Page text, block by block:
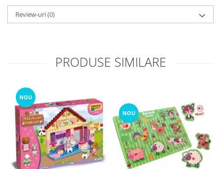
Review-uri(0)
PRODUSE SIMILARE
NOU
NOU